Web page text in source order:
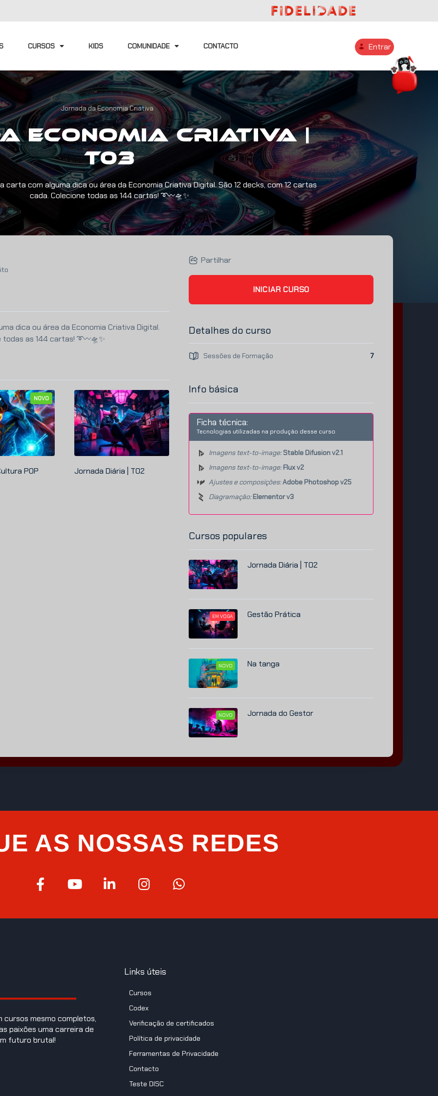
CURSOS KIDS COMUNIDADE CONTACTO Entrar
Jornada da Economia Criativa
Economia Criativa |
T03
carta com alguma dica ou área da Economia Criativa Digital. São 12 decks, com 12 cartas
cada. Colecione todas as 144 cartas! ➰〰️🛸✨
dica ou área da Economia Criativa Digital.
todas as 144 cartas! ➰〰️🛸✨
NOVO
POP Jornada Diária | T02
Partilhar
INICIAR CURSO
Detalhes do curso
Sessões de Formação 7
Info básica
Ficha técnica:
Tecnologias utilizadas na produção desse curso
Imagens text-to-image: Stable Difusion v2.1
Imagens text-to-image: Flux v2
Ajustes e composições:Adobe Photoshop v25
Diagramação: Elementor v3
Cursos populares
Jornada Diária | T02
EM VOGA Gestão Prática
NOVO Na tanga
NOVO Jornada do Gestor
AS NOSSAS REDES
mesmo completos,
paixões uma carreira de
futuro brutal!
Links úteis
Cursos
Codex
Verificação de certificados
Política de privacidade
Ferramentas de Privacidade
Contacto
Teste DISC